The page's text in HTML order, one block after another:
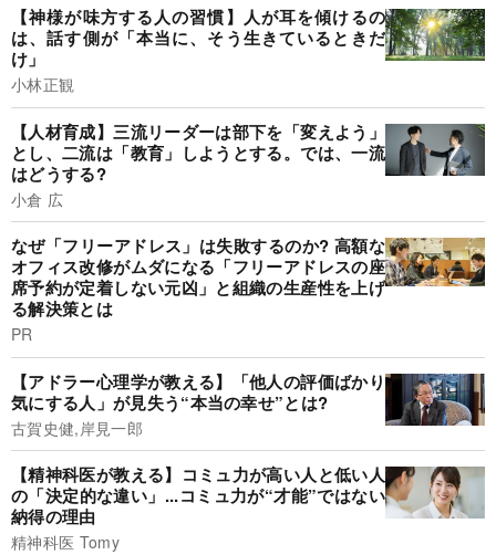
【神様が味方する人の習慣】人が耳を傾けるの
は、話す側が「本当に、そう生きているときだ
け」
小林正観
【人材育成】三流リーダーは部下を「変えよう」
とし、二流は「教育」しようとする。では、一流
はどうする?
小倉 広
なぜ「フリーアドレス」は失敗するのか? 高額な
オフィス改修がムダになる「フリーアドレスの座
席予約が定着しない元凶」と組織の生産性を上げ
る解決策とは
PR
【アドラー心理学が教える】「他人の評価ばかり
気にする人」が見失う“本当の幸せ”とは?
古賀史健,岸見一郎
【精神科医が教える】コミュ力が高い人と低い人
の「決定的な違い」...コミュ力が“才能”ではない
納得の理由
精神科医 Tomy